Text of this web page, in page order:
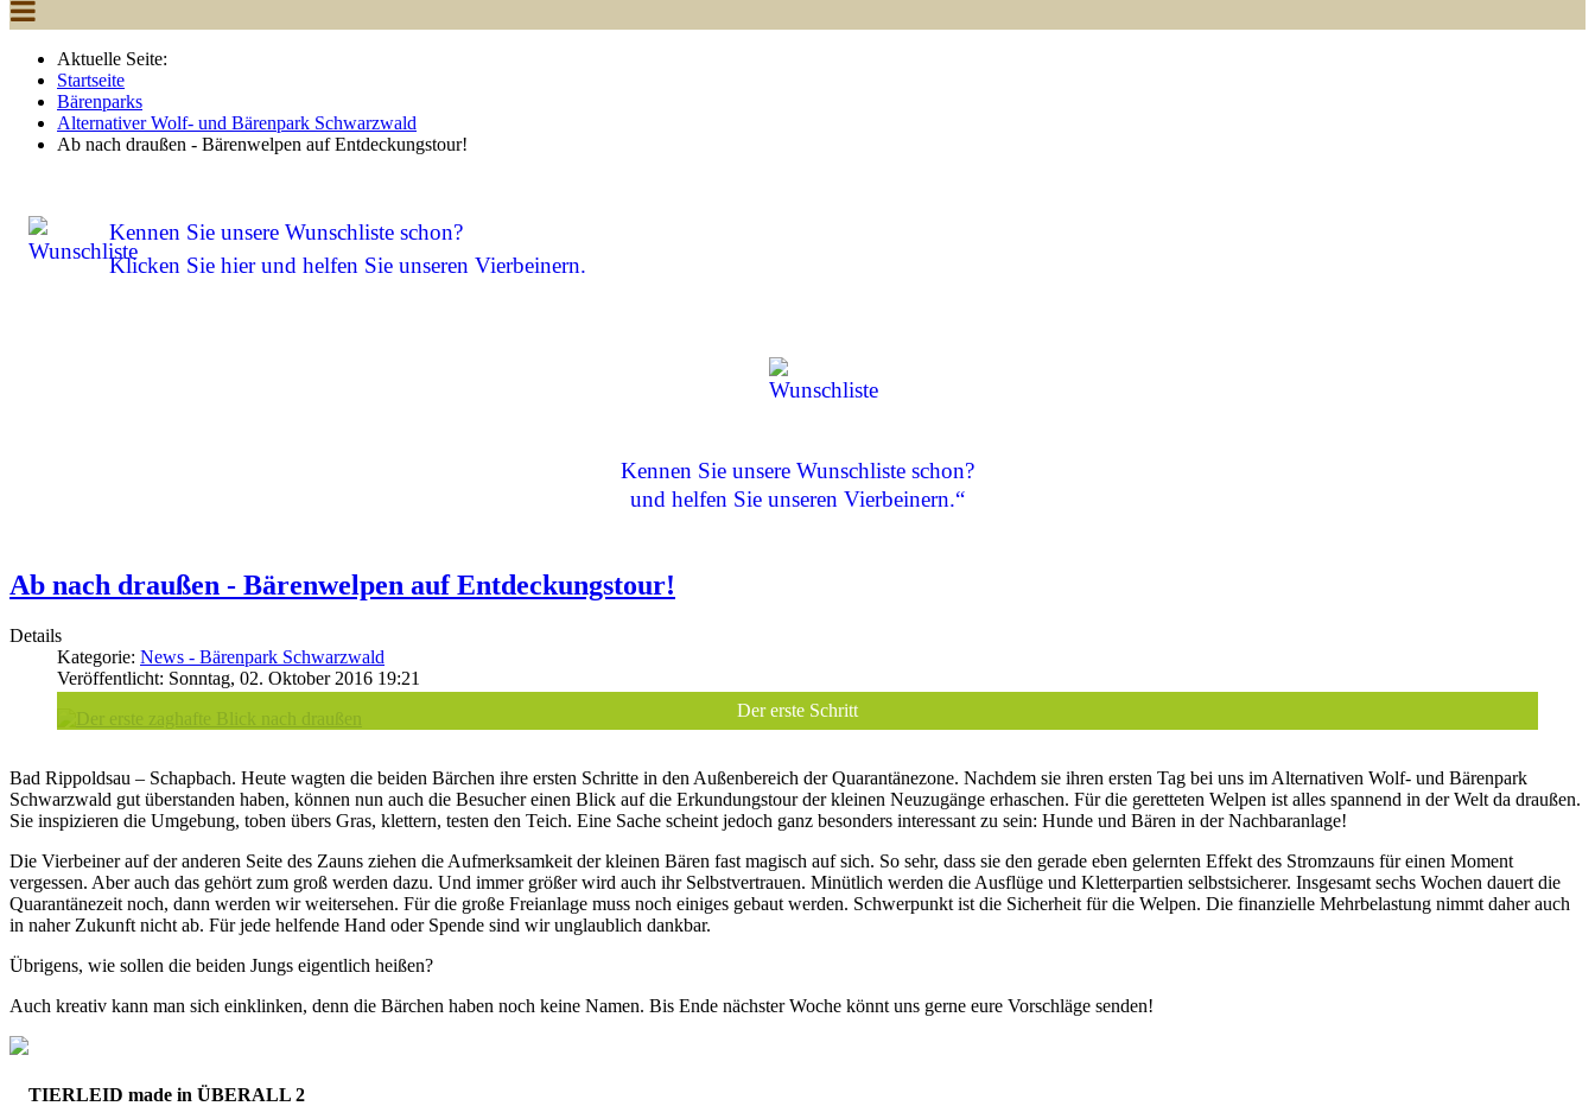
Aktuelle Seite:
Startseite
Bärenparks
Alternativer Wolf- und Bärenpark Schwarzwald
Ab nach draußen - Bärenwelpen auf Entdeckungstour!
Kennen Sie unsere Wunschliste schon?
Klicken Sie hier und helfen Sie unseren Vierbeinern.
Kennen Sie unsere Wunschliste schon?
und helfen Sie unseren Vierbeinern.“
Ab nach draußen - Bärenwelpen auf Entdeckungstour!
Details
Kategorie: News - Bärenpark Schwarzwald
Veröffentlicht: Sonntag, 02. Oktober 2016 19:21
Der erste Schritt
Bad Rippoldsau – Schapbach. Heute wagten die beiden Bärchen ihre ersten Schritte in den Außenbereich der Quarantänezone. Nachdem sie ihren ersten Tag bei uns im Alternativen Wolf- und Bärenpark
Schwarzwald gut überstanden haben, können nun auch die Besucher einen Blick auf die Erkundungstour der kleinen Neuzugänge erhaschen. Für die geretteten Welpen ist alles spannend in der Welt da draußen.
Sie inspizieren die Umgebung, toben übers Gras, klettern, testen den Teich. Eine Sache scheint jedoch ganz besonders interessant zu sein: Hunde und Bären in der Nachbaranlage!
Die Vierbeiner auf der anderen Seite des Zauns ziehen die Aufmerksamkeit der kleinen Bären fast magisch auf sich. So sehr, dass sie den gerade eben gelernten Effekt des Stromzauns für einen Moment
vergessen. Aber auch das gehört zum groß werden dazu. Und immer größer wird auch ihr Selbstvertrauen. Minütlich werden die Ausflüge und Kletterpartien selbstsicherer. Insgesamt sechs Wochen dauert die
Quarantänezeit noch, dann werden wir weitersehen. Für die große Freianlage muss noch einiges gebaut werden. Schwerpunkt ist die Sicherheit für die Welpen. Die finanzielle Mehrbelastung nimmt daher auch
in naher Zukunft nicht ab. Für jede helfende Hand oder Spende sind wir unglaublich dankbar.
Übrigens, wie sollen die beiden Jungs eigentlich heißen?
Auch kreativ kann man sich einklinken, denn die Bärchen haben noch keine Namen. Bis Ende nächster Woche könnt uns gerne eure Vorschläge senden!
TIERLEID made in ÜBERALL 2